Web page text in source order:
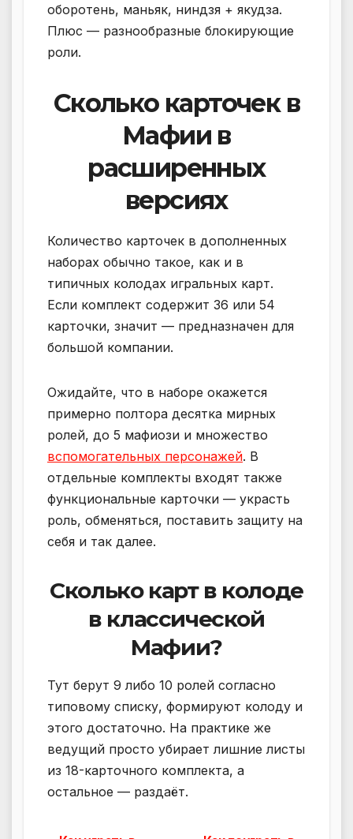
оборотень, маньяк, ниндзя + якудза.
Плюс — разнообразные блокирующие
роли.
Сколько карточек в
Мафии в
расширенных
версиях
Количество карточек в дополненных
наборах обычно такое, как и в
типичных колодах игральных карт.
Если комплект содержит 36 или 54
карточки, значит — предназначен для
большой компании.
Ожидайте, что в наборе окажется
примерно полтора десятка мирных
ролей, до 5 мафиози и множество
вспомогательных персонажей. В
отдельные комплекты входят также
функциональные карточки — украсть
роль, обменяться, поставить защиту на
себя и так далее.
Сколько карт в колоде
в классической
Мафии?
Тут берут 9 либо 10 ролей согласно
типовому списку, формируют колоду и
этого достаточно. На практике же
ведущий просто убирает лишние листы
из 18-карточного комплекта, а
остальное — раздаёт.